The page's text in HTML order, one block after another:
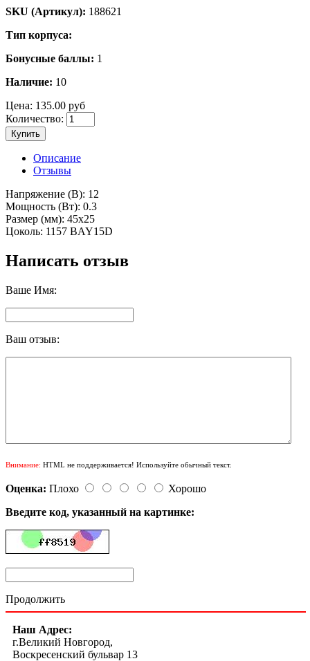
SKU (Артикул): 188621
Тип корпуса:
Бонусные баллы: 1
Наличие: 10
Цена: 135.00 руб
Количество:
Купить
Описание
Отзывы
Напряжение (В): 12
Мощность (Вт): 0.3
Размер (мм): 45х25
Цоколь: 1157 BAY15D
Написать отзыв
Ваше Имя:
Ваш отзыв:
Внимание: HTML не поддерживается! Используйте обычный текст.
Оценка: Плохо
Хорошо
Введите код, указанный на картинке:
Продолжить
Наш Адрес:
г.Великий Новгород,
Воскресенский бульвар 13